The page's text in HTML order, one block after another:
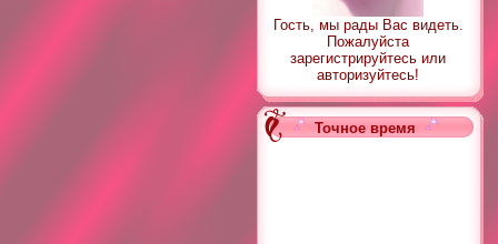
Гость, мы рады Вас видеть.
Пожалуйста
зарегистрируйтесь или
авторизуйтесь!
Точное время